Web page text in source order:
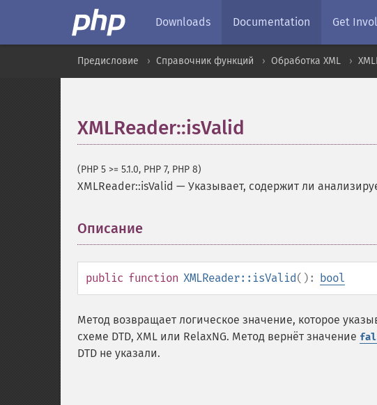
Downloads Documentation Get
Предисловие Справочник функций Обработка XML
XMLReader::isValid
(PHP 5 >= 5.1.0, PHP 7, PHP 8)
XMLReader::isValid — Указывает, содержит ли
Описание
public function XMLReader::isValid(): bool
Метод возвращает логическое значение, которое
схеме DTD, XML или RelaxNG. Метод вернёт значение
DTD не указали.